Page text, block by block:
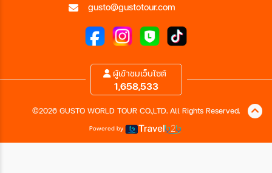
gusto@gustotour.com
ผู้เข้าชมเว็บไซต์
1,658,533
©2026 GUSTO WORLD TOUR CO.,LTD. All Rights Reserved.
Powered by